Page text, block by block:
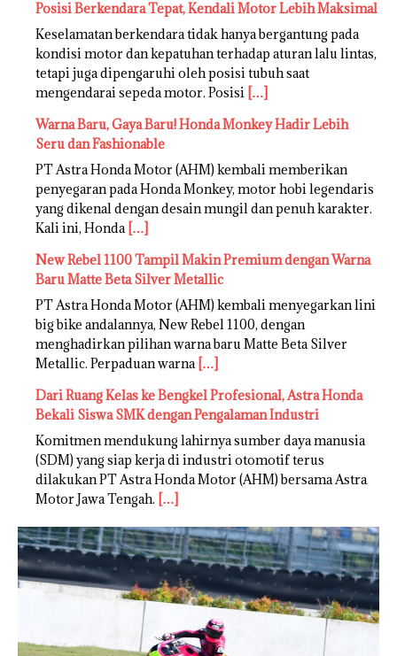
Posisi Berkendara Tepat, Kendali Motor Lebih Maksimal
Keselamatan berkendara tidak hanya bergantung pada
kondisi motor dan kepatuhan terhadap aturan lalu lintas,
tetapi juga dipengaruhi oleh posisi tubuh saat
mengendarai sepeda motor. Posisi […]
Warna Baru, Gaya Baru! Honda Monkey Hadir Lebih
Seru dan Fashionable
PT Astra Honda Motor (AHM) kembali memberikan
penyegaran pada Honda Monkey, motor hobi legendaris
yang dikenal dengan desain mungil dan penuh karakter.
Kali ini, Honda […]
New Rebel 1100 Tampil Makin Premium dengan Warna
Baru Matte Beta Silver Metallic
PT Astra Honda Motor (AHM) kembali menyegarkan lini
big bike andalannya, New Rebel 1100, dengan
menghadirkan pilihan warna baru Matte Beta Silver
Metallic. Perpaduan warna […]
Dari Ruang Kelas ke Bengkel Profesional, Astra Honda
Bekali Siswa SMK dengan Pengalaman Industri
Komitmen mendukung lahirnya sumber daya manusia
(SDM) yang siap kerja di industri otomotif terus
dilakukan PT Astra Honda Motor (AHM) bersama Astra
Motor Jawa Tengah. […]